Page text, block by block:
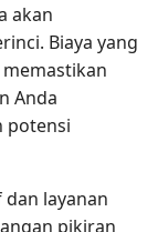
akan
Biaya yang
Anda
potensi
layanan
pikiran